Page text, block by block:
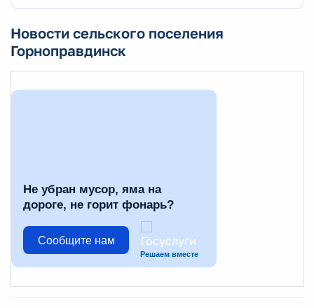
Новости сельского поселения
Горноправдинск
Не убран мусор, яма на
дороге, не горит фонарь?
Сообщите нам
Решаем вместе